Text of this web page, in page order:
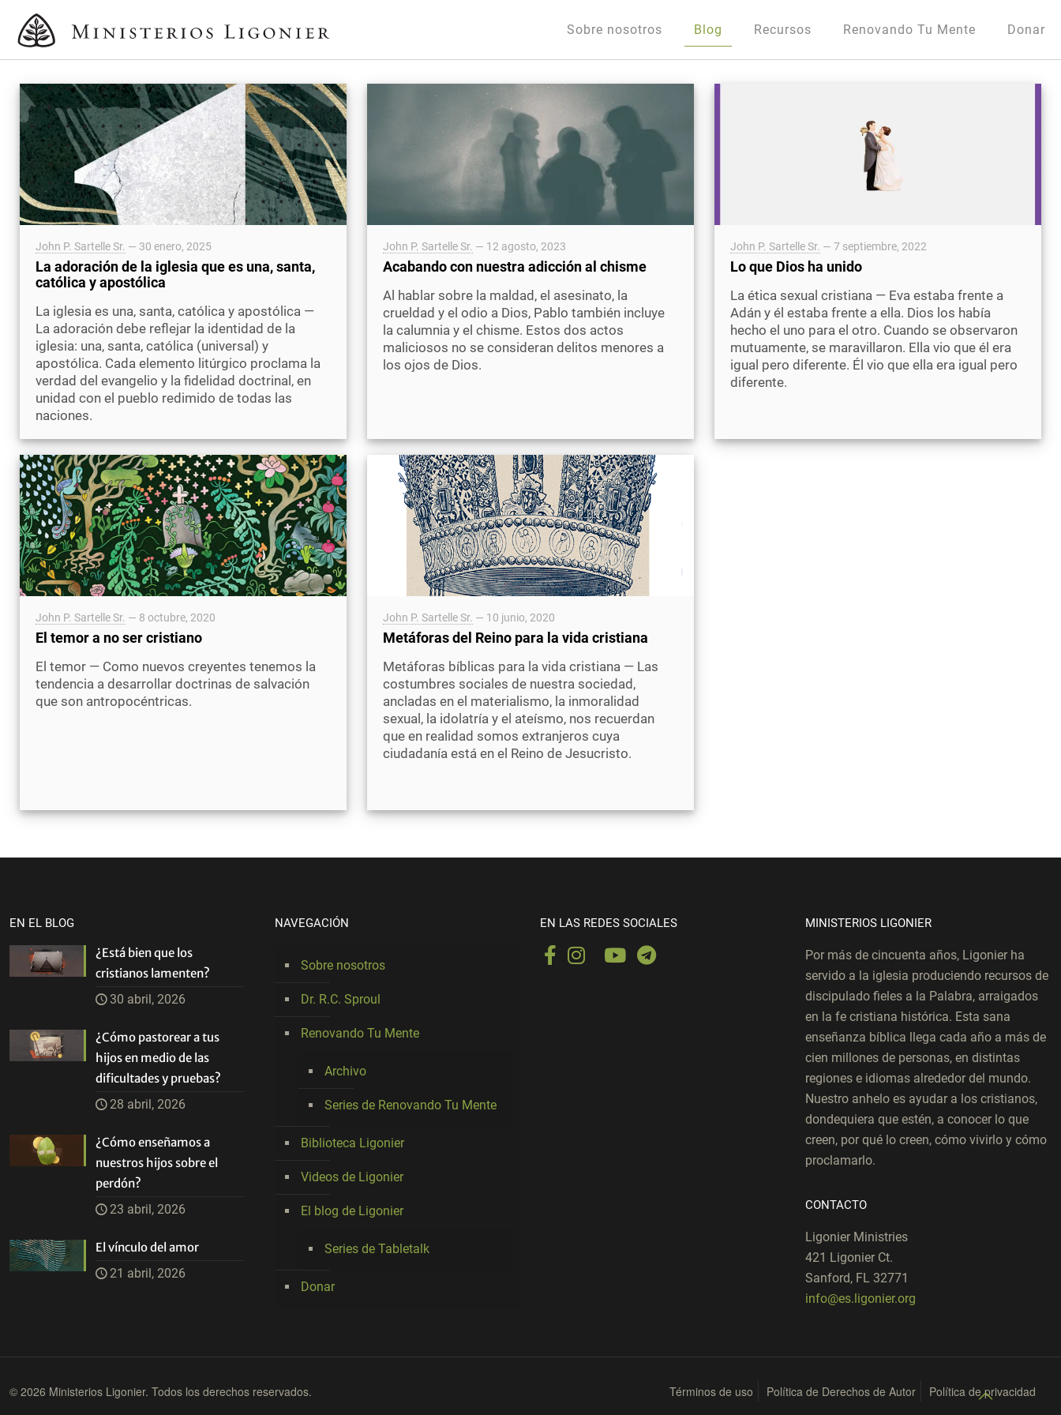
Sobre nosotros Blog Recursos Renovando Tu Mente Donar
John P. Sartelle Sr. — 30 enero, 2025
La adoración de la iglesia que es una, santa,
católica y apostólica
La iglesia es una, santa, católica y apostólica —
La adoración debe reflejar la identidad de la
iglesia: una, santa, católica (universal) y
apostólica. Cada elemento litúrgico proclama la
verdad del evangelio y la fidelidad doctrinal, en
unidad con el pueblo redimido de todas las
naciones.
John P. Sartelle Sr. — 12 agosto, 2023
Acabando con nuestra adicción al chisme
Al hablar sobre la maldad, el asesinato, la
crueldad y el odio a Dios, Pablo también incluye
la calumnia y el chisme. Estos dos actos
maliciosos no se consideran delitos menores a
los ojos de Dios.
John P. Sartelle Sr. —7 septiembre, 2022
Lo que Dios ha unido
La ética sexual cristiana — Eva estaba frente a
Adán y él estaba frente a ella. Dios los había
hecho el uno para el otro. Cuando se observaron
mutuamente, se maravillaron. Ella vio que él era
igual pero diferente. Él vio que ella era igual pero
diferente.
John P. Sartelle Sr. — 8 octubre, 2020
El temor a no ser cristiano
El temor — Como nuevos creyentes tenemos la
tendencia a desarrollar doctrinas de salvación
que son antropocéntricas.
John P. Sartelle Sr. — 10 junio, 2020
Metáforas del Reino para la vida cristiana
Metáforas bíblicas para la vida cristiana — Las
costumbres sociales de nuestra sociedad,
ancladas en el materialismo, la inmoralidad
sexual, la idolatría y el ateísmo, nos recuerdan
que en realidad somos extranjeros cuya
ciudadanía está en el Reino de Jesucristo.
EN EL BLOG
¿Está bien que los
cristianos lamenten?
30 abril, 2026
¿Cómo pastorear a tus
hijos en medio de las
dificultades y pruebas?
28 abril, 2026
¿Cómo enseñamos a
nuestros hijos sobre el
perdón?
23 abril, 2026
El vínculo del amor
21 abril, 2026
NAVEGACIÓN
Sobre nosotros
Dr. R.C. Sproul
Renovando Tu Mente
Archivo
Series de Renovando Tu Mente
Biblioteca Ligonier
Videos de Ligonier
El blog de Ligonier
Series de Tabletalk
Donar
EN LAS REDES SOCIALES MINISTERIOS LIGONIER
Por más de cincuenta años, Ligonier ha
servido a la iglesia produciendo recursos de
discipulado fieles a la Palabra, arraigados
en la fe cristiana histórica. Esta sana
enseñanza bíblica llega cada año a más de
cien millones de personas, en distintas
regiones e idiomas alrededor del mundo.
Nuestro anhelo es ayudar a los cristianos,
dondequiera que estén, a conocer lo que
creen, por qué lo creen, cómo vivirlo y cómo
proclamarlo.
CONTACTO
Ligonier Ministries
421 Ligonier Ct.
Sanford, FL 32771
info@es.ligonier.org
© 2026 Ministerios Ligonier. Todos los derechos reservados. Términos de uso Política de Derechos de Autor Política de privacidad